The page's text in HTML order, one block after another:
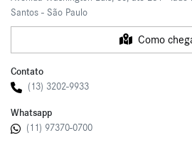
Santos - São Paulo
Como
Contato
(13) 3202-9933
Whatsapp
(11) 97370-0700